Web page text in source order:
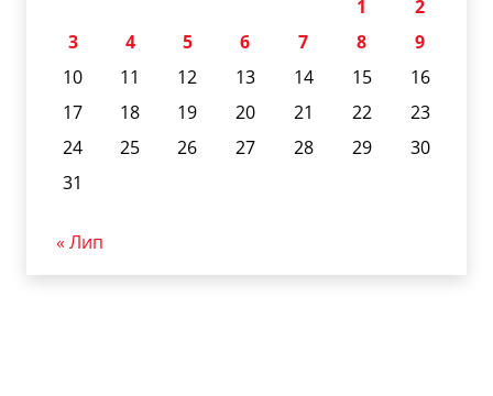
1
2
3
4 5 6 7 8
9
10
11 12 13 14 15
16
17
18 19 20 21 22
23
24
25 26 27 28 29
30
31
« Лип